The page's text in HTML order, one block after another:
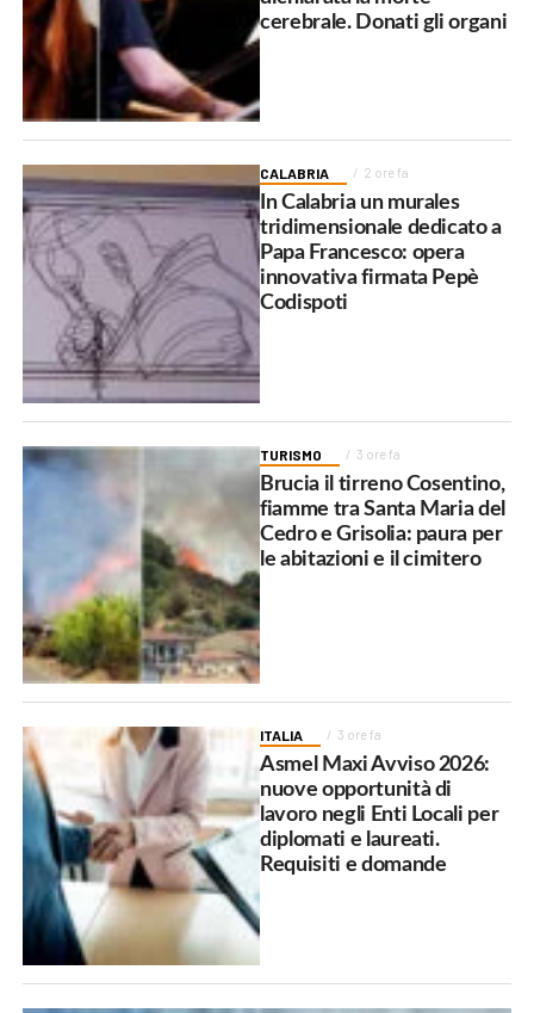
cerebrale. Donati gli organi
CALABRIA 2 ore fa
In Calabria un murales
tridimensionale dedicato a
Papa Francesco: opera
innovativa firmata Pepè
Codispoti
TURISMO 3 ore fa
Brucia il tirreno Cosentino,
fiamme tra Santa Maria del
Cedro e Grisolia: paura per
le abitazioni e il cimitero
ITALIA 3 ore fa
Asmel Maxi Avviso 2026:
nuove opportunità di
lavoro negli Enti Locali per
diplomati e laureati.
Requisiti e domande